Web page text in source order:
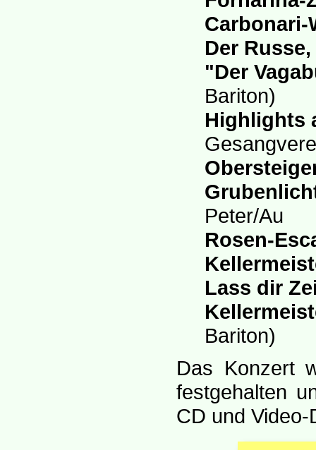
Carbonari-
Der
"Der
Bariton)
Highlights
Peter/Au
Rosen-
Lass dir
Bariton)
Das Konzert
festgehalten
CD und